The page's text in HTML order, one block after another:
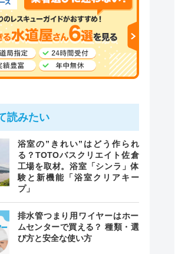
読みたい
浴室の”きれい”はどう作られ
る？TOTOバスクリエイト佐倉
工場を取材。浴室「シンラ」体
験と新機能「浴室クリアキー
プ」
排水管つまり用ワイヤーはホー
ムセンターで買える？ 種類・選
び方と安全な使い方